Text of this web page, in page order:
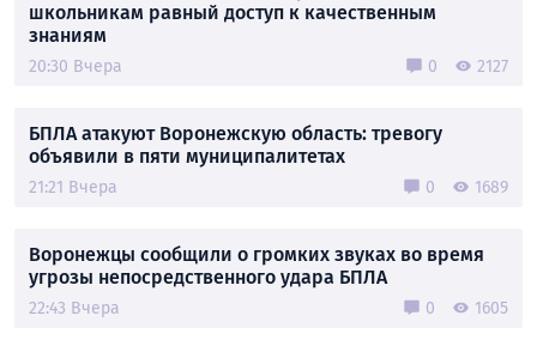
школьникам равный доступ к качественным
знаниям
20:30 Вчера 0 2127
БПЛА атакуют Воронежскую область: тревогу
объявили в пяти муниципалитетах
21:21 Вчера 0 1689
Воронежцы сообщили о громких звуках во время
угрозы непосредственного удара БПЛА
22:43 Вчера 0 1605